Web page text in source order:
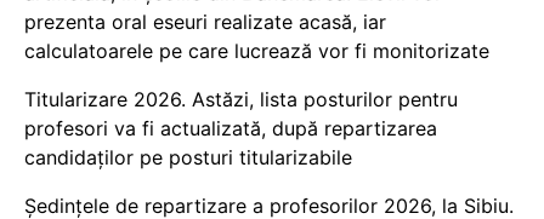
prezenta oral eseuri realizate acasă, iar
calculatoarele pe care lucrează vor fi monitorizate
Titularizare 2026. Astăzi, lista posturilor pentru
profesori va fi actualizată, după repartizarea
candidaților pe posturi titularizabile
Ședințele de repartizare a profesorilor 2026, la Sibiu.